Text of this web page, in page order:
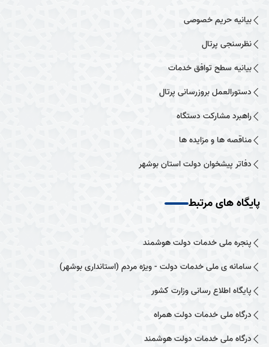
بیانیه حریم خصوصی
نظرسنجی پرتال
بیانیه سطح توافق خدمات
دستورالعمل بروزرسانی پرتال
راهبرد مشارکت دستگاه
مناقصه ها و مزایده ها
دفاتر پیشخوان دولت استان بوشهر
پایگاه های مرتبط
پنجره ملی خدمات دولت هوشمند
سامانه ی ملی خدمات دولت - ویژه مردم (استانداری بوشهر)
پایگاه اطلاع رسانی وزارت کشور
درگاه ملی خدمات دولت همراه
درگاه ملی خدمات دولت هوشمند